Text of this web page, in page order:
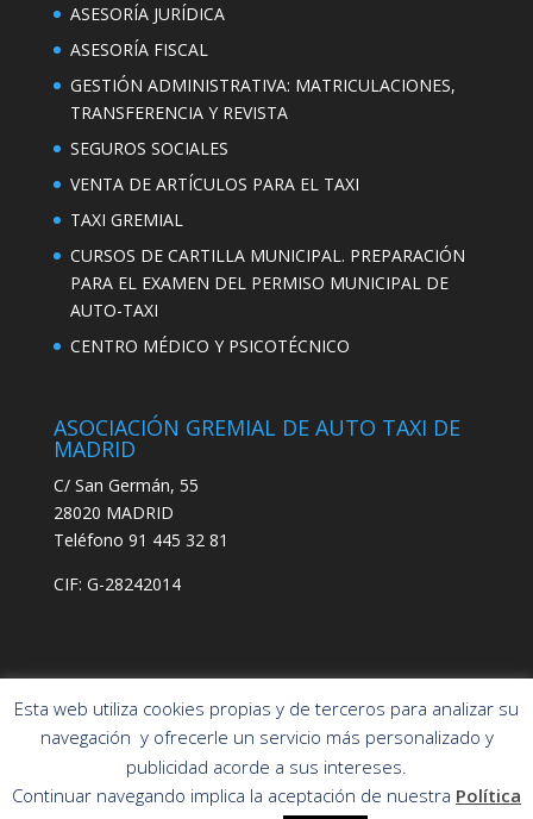
ASESORÍA JURÍDICA
ASESORÍA FISCAL
GESTIÓN ADMINISTRATIVA: MATRICULACIONES,
TRANSFERENCIA Y REVISTA
SEGUROS SOCIALES
VENTA DE ARTÍCULOS PARA EL TAXI
TAXI GREMIAL
CURSOS DE CARTILLA MUNICIPAL. PREPARACIÓN
PARA EL EXAMEN DEL PERMISO MUNICIPAL DE
AUTO-TAXI
CENTRO MÉDICO Y PSICOTÉCNICO
ASOCIACIÓN GREMIAL DE AUTO TAXI DE
MADRID
C/ San Germán, 55
28020 MADRID
Teléfono 91 445 32 81
CIF: G-28242014
Asociación Gremial
Auto-Taxi de
POLÍTICA DE PRIVACIDAD
POLÍTICA DE COOKIES
AVISO
Esta web utiliza cookies propias y de terceros para analizar su
navegación y ofrecerle un servicio más personalizado y
publicidad acorde a sus intereses.
Continuar navegando implica la aceptación de nuestra Política